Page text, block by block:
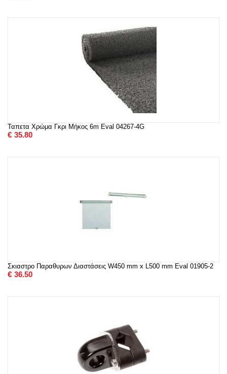
Ταπετα Χρώμα Γκρι Μήκος 6m Eval 04267-4G
€ 35.80
Σκιαστρο Παραθυρων Διαστάσεις W450 mm x L500 mm Eval 01905-2
€ 36.50